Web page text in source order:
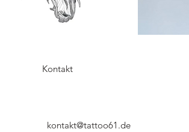
Kontakt
kontakt@tattoo61.de